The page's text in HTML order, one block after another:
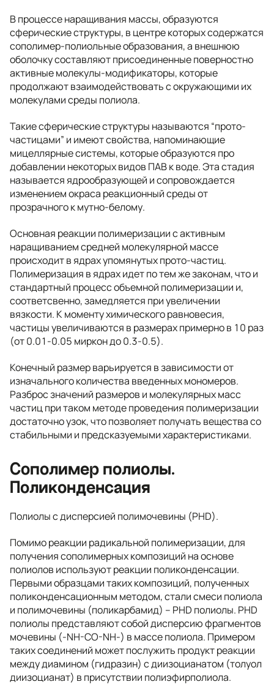
В процессе наращивания массы, образуются
сферические структуры, в центре которых содержатся
сополимер-полиольные образования, а внешнюю
оболочку составляют присоединенные поверностно
активные молекулы-модификаторы, которые
продолжают взаимодействовать с окружающими их
молекулами среды полиола.
Такие сферические структуры называются “прото-
частицами” и имеют свойства, напоминающие
мицеллярные системы, которые образуются про
добавлении некоторых видов ПАВ к воде. Эта стадия
называется ядрообразующей и сопровождается
изменением окраса реакционный среды от
прозрачного к мутно-белому.
Основная реакции полимеризации с активным
наращиванием средней молекулярной массе
происходит в ядрах упомянутых прото-частиц.
Полимеризация в ядрах идет по тем же законам, что и
стандартный процесс объемной полимеризации и,
соответсвенно, замедляется при увеличении
вязкости. К моменту химического равновесия,
частицы увеличиваются в размерах примерно в 10 раз
(от 0.01-0.05 миркон до 0.3-0.5).
Конечный размер варьируется в зависимости от
изначального количества введенных мономеров.
Разброс значений размеров и молекулярных масс
частиц при таком методе проведения полимеризации
достаточно узок, что позволяет получать вещества со
стабильными и предсказуемыми характеристиками.
Сополимер полиолы.
Поликонденсация
Полиолы с дисперсией полимочевины (PHD).
Помимо реакции радикальной полимеризации, для
получения сополимерных композиций на основе
полиолов используют реакции поликонденсации.
Первыми образцами таких композиций, полученных
поликонденсационным методом, стали смеси полиола
и полимочевины (поликарбамид) – PHD полиолы. PHD
полиолы представляют собой дисперсию фрагментов
мочевины (-NH-CO-NH-) в массе полиола. Примером
таких соединений может послужить продукт реакции
между диамином (гидразин) с диизоцианатом (толуол
диизоцианат) в присутствии полиэфирполиола.